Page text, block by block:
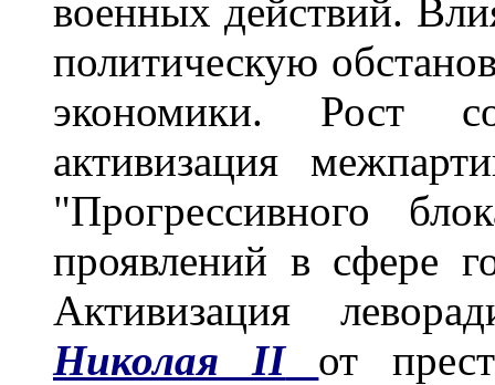
военных действий.
политическую
экономики. Рост
активизация
"Прогрессивного
проявлений в сфере
Активизация
Николая II
от